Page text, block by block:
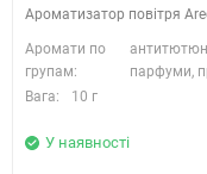
Ароматизатор повітря
Аромати по
групам:
парфуми,
Вага:
10 г
У наявності